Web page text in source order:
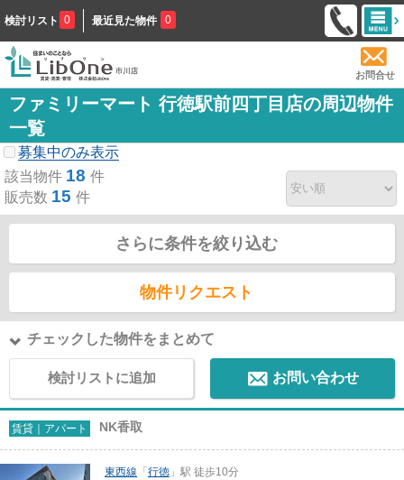
検討リスト 0 最近見た物件 0
お問合せ
ファミリーマート 行徳駅前四丁目店の周辺物件
一覧
募集中のみ表示
該当物件 18 件
販売数 15 件
さらに条件を絞り込む
物件リクエスト
チェックした物件をまとめて
検討リストに追加 お問い合わせ
賃貸｜アパート NK香取
東西線 「 行徳 」駅 徒歩10分